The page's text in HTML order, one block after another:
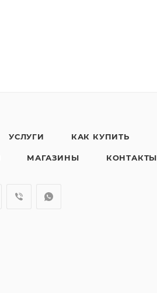
УСЛУГИ КАК КУПИТЬ
МАГАЗИНЫ КОНТАКТЫ